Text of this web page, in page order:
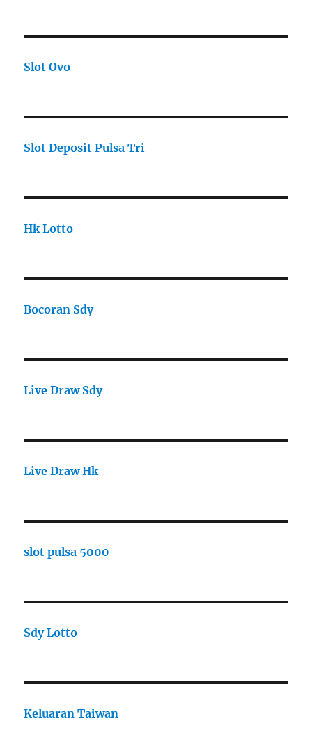
Slot Ovo
Slot Deposit Pulsa Tri
Hk Lotto
Bocoran Sdy
Live Draw Sdy
Live Draw Hk
slot pulsa 5000
Sdy Lotto
Keluaran Taiwan